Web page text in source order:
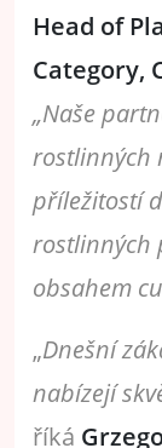
Head of
Category,
„Naše
rostlinných
příležitostí
rostlinných
obsahem
„Dnešní
nabízejí
říká